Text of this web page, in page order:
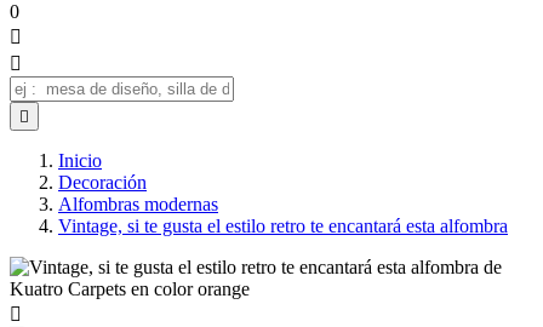
0



Inicio
Decoración
Alfombras modernas
Vintage, si te gusta el estilo retro te encantará esta alfombra
